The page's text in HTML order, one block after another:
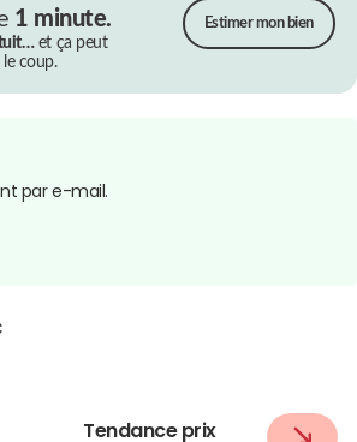
1 minute.
et ça peut
le coup.
Estimer mon bien
par e-mail.
Tendance prix